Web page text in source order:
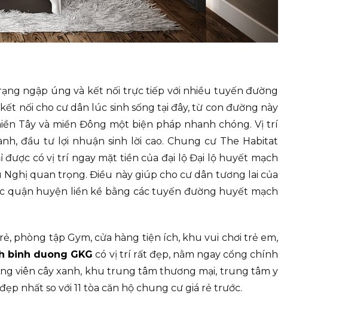
ngập úng và kết nối trực tiếp với nhiều tuyến đường
nối cho cư dân lúc sinh sống tại đây, từ con đường này
Tây và miền Đông một biện pháp nhanh chóng. Vị trí
đầu tư lợi nhuận sinh lời cao. Chung cư The Habitat
được có vị trí ngay mặt tiền của đại lộ Đại lộ huyết mạch
quan trọng. Điều này giúp cho cư dân tương lai của
quận huyện liền kề bằng các tuyến đường huyết mạch
phòng tập Gym, cửa hàng tiện ích, khu vui chơi trẻ em,
binh duong GKG có vị trí rất đẹp, nằm ngay cổng chính
viên cây xanh, khu trung tâm thương mại, trung tâm y
nhất so với 11 tòa căn hộ chung cư giá rẻ trước.